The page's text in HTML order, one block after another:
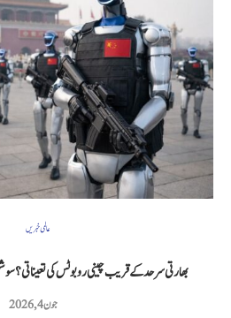
عالمی خبریں
بھارتی سرحد کے قریب چینی روبوٹس کی تعیناتی؟
جون 4, 2026